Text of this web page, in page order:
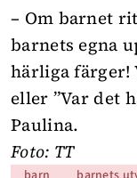
– Om barnet
barnets egna
härliga färger!
eller ”Var det
Paulina.
Foto: TT